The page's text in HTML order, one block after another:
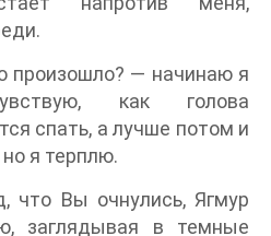
произошло? — начинаю я
как голова
спать, а лучше потом и
я терплю.
что Вы очнулись, Ягмур
заглядывая в темные